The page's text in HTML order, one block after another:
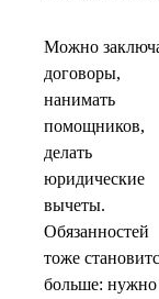
Можно
договоры,
нанимать
помощников,
делать
юридические
вычеты.
Обязанностей
тоже
больше: нужно